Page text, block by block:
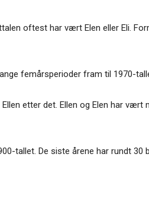
oftest har vært Elen eller Eli.
femårsperioder fram til 1970-
etter det. Ellen og Elen har
tallet. De siste årene har rundt 30